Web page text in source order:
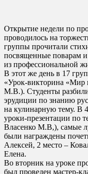
Открытие недели по
проводилось на
группы прочитали
посвященные поварам и
из профессиональной
В этот же день в 17
«Урок-викторина «Мир
М.В.). Студенты
эрудиции по знанию
на кулинарную тему. В
уроки-презентации по
Власенко М.В,), самые
были награждены
Алексей, 2 место –
Елена.
Во вторник на уроке
был проведен мастер-